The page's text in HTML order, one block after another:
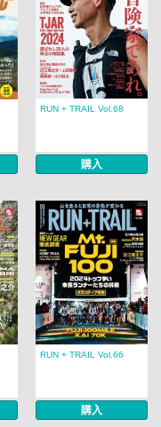
RUN + TRAIL Vol.68
購入
RUN + TRAIL Vol.66
購入